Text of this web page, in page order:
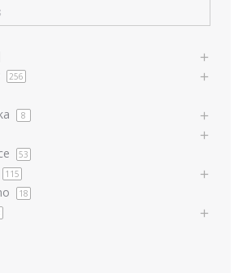
256
8
53
115
18